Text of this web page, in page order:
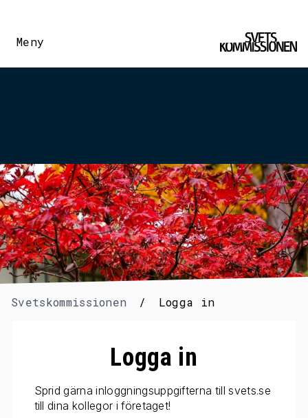
Meny
Svetskommissionen / Logga in
Logga in
Sprid gärna inloggningsuppgifterna till svets.se
till dina kollegor i företaget!